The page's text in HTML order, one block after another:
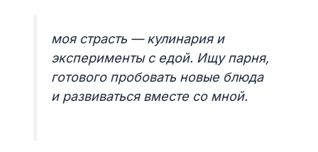
моя страсть — кулинария и
эксперименты с едой. Ищу парня,
готового пробовать новые блюда
и развиваться вместе со мной.